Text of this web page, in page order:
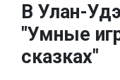
В Улан-
"Умные
сказках"